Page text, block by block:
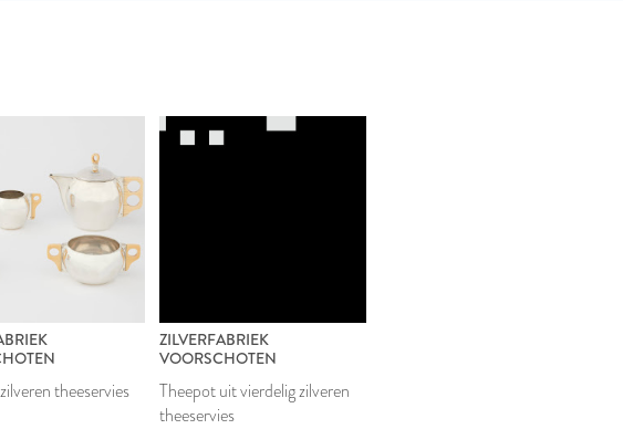
theeservies
ZILVERFABRIEK
VOORSCHOTEN
Theepot uit vierdelig zilveren
theeservies